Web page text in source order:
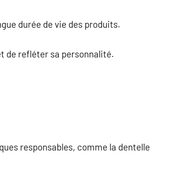
durée de vie des produits.
de refléter sa personnalité.
responsables, comme la dentelle